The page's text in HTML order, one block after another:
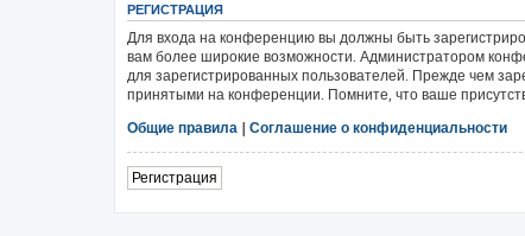
РЕГИСТРАЦИЯ
Для входа на конференцию вы должны быть
вам более широкие возможности. Администратором
для зарегистрированных пользователей. Прежде чем
принятыми на конференции. Помните, что ваше
Общие правила | Соглашение о конфиденциальности
Регистрация